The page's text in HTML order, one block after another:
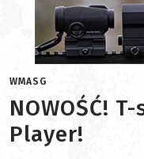
WMASG
NOWOŚĆ!
Player!